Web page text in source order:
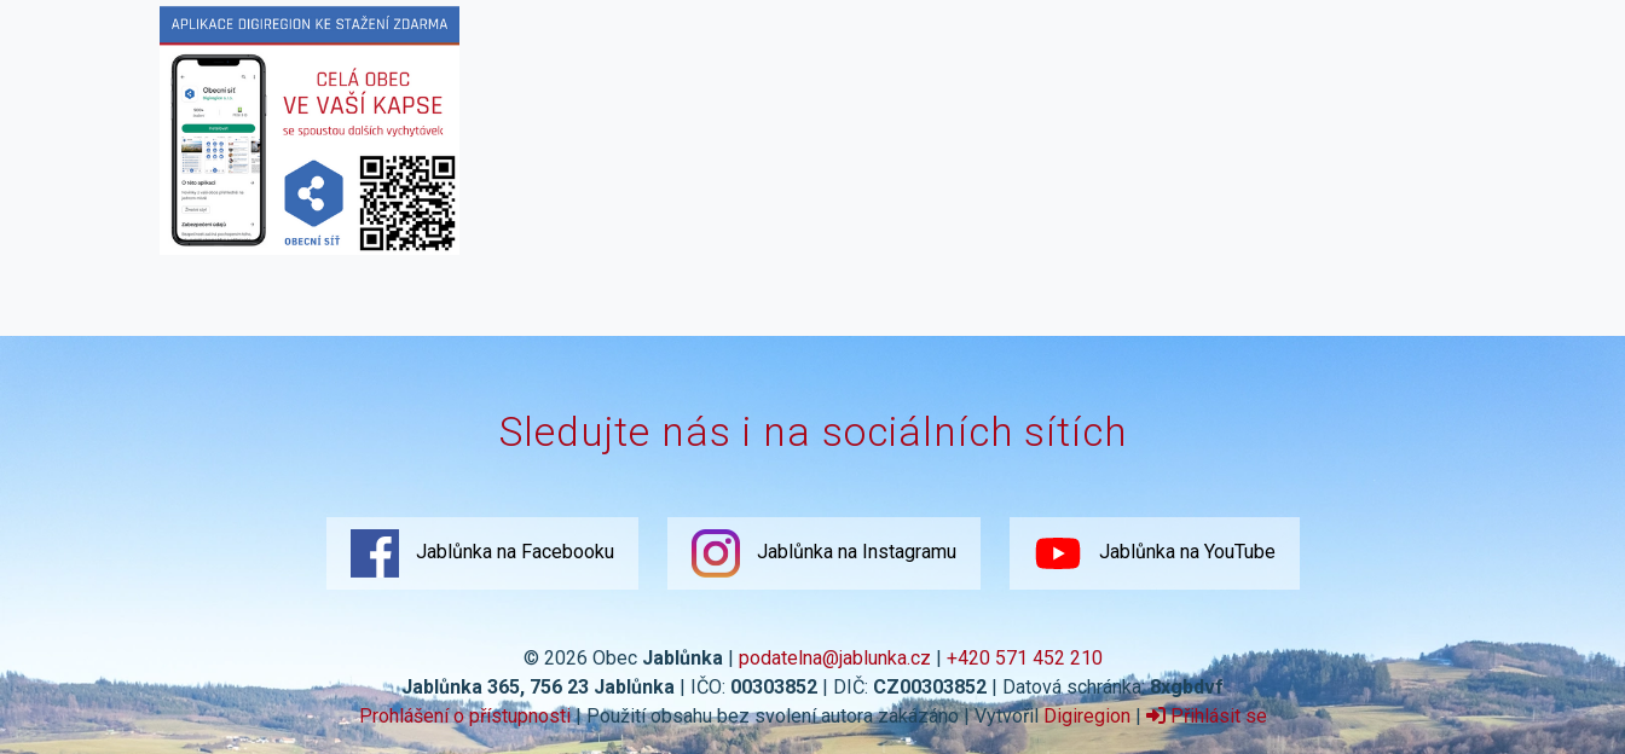
Sledujte nás i na sociálních sítích
Jablůnka na Facebooku Jablůnka na Instagramu Jablůnka na YouTube
© 2026 Obec Jablůnka| podatelna@jablunka.cz
+420 571 452 210
Jablůnka 365, 756 23 Jablůnka | IČO: 00303852 | DIČ: CZ00303852 | Datová schránka:8xgbdvf
Prohlášení o přístupnosti| Použití obsahu bez svolení autora zakázáno | VytvořilDigiregion| Přihlásit se